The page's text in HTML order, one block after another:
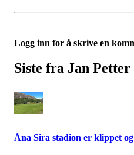
Logg inn for å skrive en
Siste fra Jan
Åna Sira stadion er klippet og